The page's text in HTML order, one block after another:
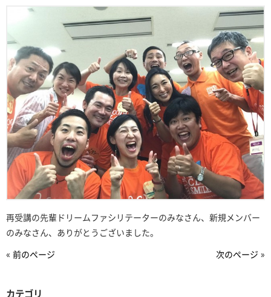
再受講の先輩ドリームファシリテーターのみなさん、新規メンバー
のみなさん、ありがとうございました。
« 前のページ
次のページ »
カテゴリ